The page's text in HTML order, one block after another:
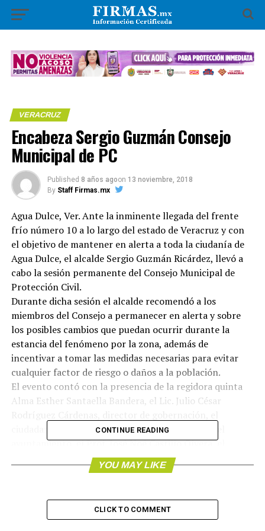
VERACRUZ
Encabeza Sergio Guzmán Consejo
Municipal de PC
Published 8 años agoon 13 noviembre, 2018
By Staff Firmas.mx
Agua Dulce, Ver. Ante la inminente llegada del frente
frío número 10 a lo largo del estado de Veracruz y con
el objetivo de mantener en alerta a toda la ciudanía de
Agua Dulce, el alcalde Sergio Guzmán Ricárdez, llevó a
cabo la sesión permanente del Consejo Municipal de
Protección Civil.
Durante dicha sesión el alcalde recomendó a los
miembros del Consejo a permanecer en alerta y sobre
los posibles cambios que puedan ocurrir durante la
estancia del fenómeno por la zona, además de
incentivar a tomar las medidas necesarias para evitar
cualquier factor de riesgo o daños a la población.
El evento contó con la presencia de la regidora quinta
Alma Esther Santaella Bandera, el Lic. Julio César
ciudadano Jesús Martínez Monrroy, secretario del
ayuntamiento, el Prof. José Noé Castillo Olvera, el
ciudadano Rosalino Sanchéz Lara, Comandante de la
Policía Municipal, el Lic. Farid Tannos Chacón, miembro
de Comunicaciones, el ciudadano Honorio Hernández
Estrada, director de la Cruz Roja.
CONTINUE READING
YOU MAY LIKE
CLICK TO COMMENT